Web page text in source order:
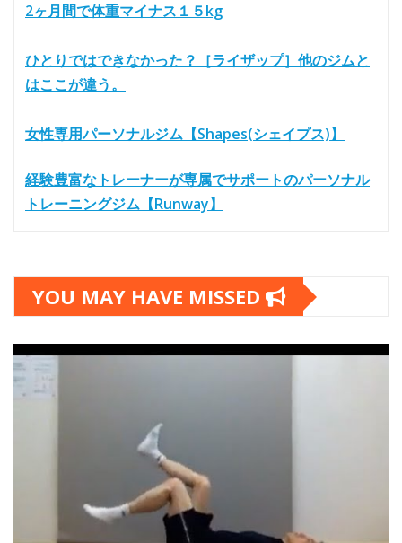
2ヶ月間で体重マイナス１５kg
ひとりではできなかった？［ライザップ］他のジムと
はここが違う。
女性専用パーソナルジム【Shapes(シェイプス)】
経験豊富なトレーナーが専属でサポートのパーソナル
トレーニングジム【Runway】
YOU MAY HAVE MISSED